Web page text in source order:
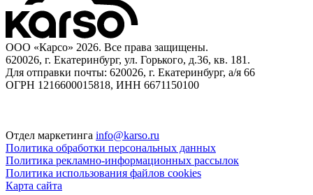
ООО «Карсо» 2026. Все права защищены.
620026, г. Екатеринбург, ул. Горького, д.36, кв. 181.
Для отправки почты: 620026, г. Екатеринбург, а/я 66
ОГРН 1216600015818, ИНН 6671150100
Отдел маркетинга info@karso.ru
Политика обработки персональных данных
Политика рекламно-информационных рассылок
Политика использования файлов cookies
Карта сайта